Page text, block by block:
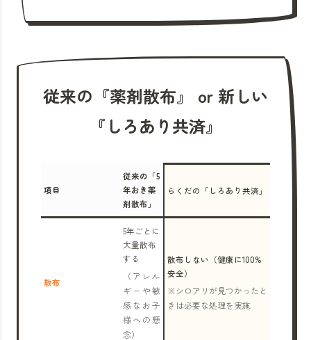
従来の『薬剤散布』 or 新しい
『しろあり共済』
項目
従来の「5
年おき薬
剤散布」
らくだの「しろあり共済」
散布
5年ごとに
大量散布
する
（アレル
ギーや敏
感なお子
様への懸
念）
散布しない（健康に100%
安全）
※シロアリが見つかったと
きは必要な処理を実施